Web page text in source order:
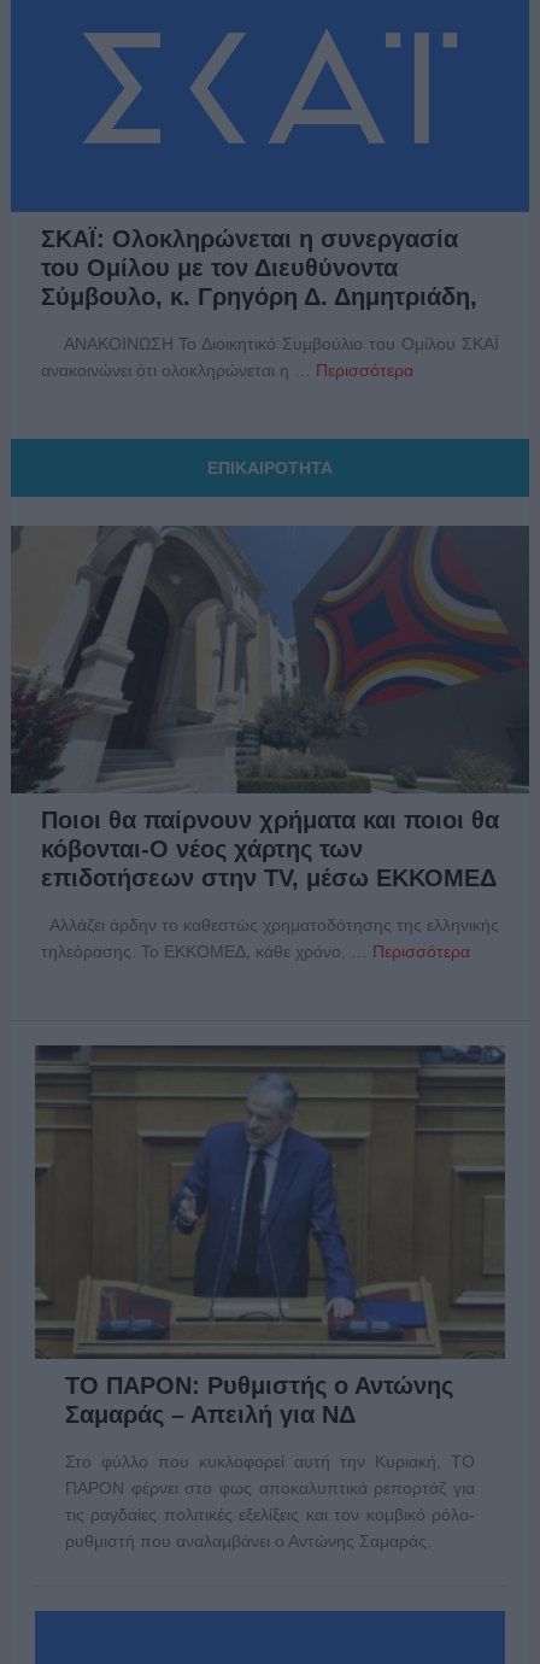
ΣΚΑΪ: Ολοκληρώνεται η συνεργασία
του Ομίλου με τον Διευθύνοντα
Σύμβουλο, κ. Γρηγόρη Δ. Δημητριάδη,
ΑΝΑΚΟΙΝΩΣΗ Το Διοικητικό Συμβούλιο του Ομίλου ΣΚΑΪ
ανακοινώνει ότι ολοκληρώνεται η … Περισσότερα
ΕΠΙΚΑΙΡΟΤΗΤΑ
Ποιοι θα παίρνουν χρήματα και ποιοι θα
κόβονται-Ο νέος χάρτης των
επιδοτήσεων στην TV, μέσω ΕΚΚΟΜΕΔ
Αλλάζει άρδην το καθεστώς χρηματοδότησης της ελληνικής
τηλεόρασης. Το ΕΚΚΟΜΕΔ, κάθε χρόνο, … Περισσότερα
ΤΟ ΠΑΡΟΝ: Ρυθμιστής ο Αντώνης
Σαμαράς – Απειλή για ΝΔ
Στο φύλλο που κυκλοφορεί αυτή την Κυριακή, ΤΟ
ΠΑΡΟΝ φέρνει στο φως αποκαλυπτικά ρεπορτάζ για
τις ραγδαίες πολιτικές εξελίξεις και τον κομβικό ρόλο-
ρυθμιστή που αναλαμβάνει ο Αντώνης Σαμαράς.